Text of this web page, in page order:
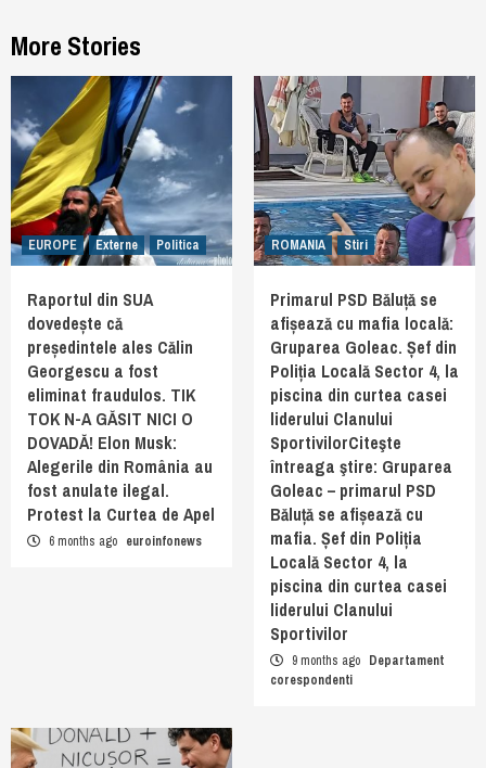
More Stories
EUROPE Externe Politica
Raportul din SUA
dovedește că
președintele ales Călin
Georgescu a fost
eliminat fraudulos. TIK
TOK N-A GĂSIT NICI O
DOVADĂ! Elon Musk:
Alegerile din România au
fost anulate ilegal.
Protest la Curtea de Apel
6 months ago euroinfonews
ROMANIA Stiri
Primarul PSD Băluță se
afișează cu mafia locală:
Gruparea Goleac. Șef din
Poliția Locală Sector 4, la
piscina din curtea casei
liderului Clanului
SportivilorCiteşte
întreaga ştire: Gruparea
Goleac – primarul PSD
Băluță se afișează cu
mafia. Șef din Poliția
Locală Sector 4, la
piscina din curtea casei
liderului Clanului
Sportivilor
9 months ago Departament
corespondenti